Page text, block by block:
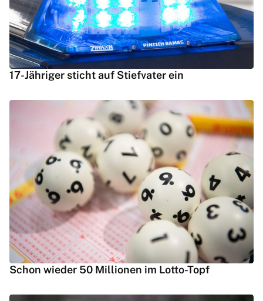
17-Jähriger sticht auf Stiefvater ein
Schon wieder 50 Millionen im Lotto-Topf